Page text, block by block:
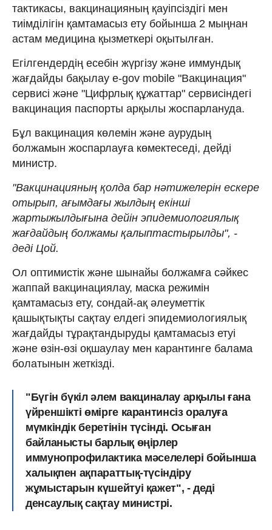
тактикасы, вакцинацияның қауіпсіздігі мен
тиімділігін қамтамасыз ету бойынша 2 мыңнан
астам медицина қызметкері оқытылған.
Егілгендердің есебін жүргізу және иммундық
жағдайды бақылау e-gov mobile "Вакцинация"
сервисі және "Цифрлық құжаттар" сервисіндегі
вакцинация паспорты арқылы жоспарлануда.
Бұл вакцинация көлемін және аурудың
болжамын жоспарлауға көмектеседі, дейді
министр.
"Вакцинацияның қолда бар нәтижелерін ескере
отырып, ағымдағы жылдың екінші
жартыжылдығына дейін эпидемиологиялық
жағдайдың болжамы қалыптастырылды", -
деді Цой.
Ол оптимистік және шынайы болжамға сәйкес
жаппай вакцинациялау, маска режимін
қамтамасыз ету, сондай-ақ әлеуметтік
қашықтықты сақтау елдегі эпидемиологиялық
жағдайды тұрақтандыруды қамтамасыз етуі
және өзін-өзі оқшаулау мен карантинге балама
болатынын жеткізді.
"Бүгін бүкіл әлем вакциналау арқылы ғана
үйреншікті өмірге карантинсіз оралуға
мүмкіндік беретінін түсінді. Осыған
байланысты барлық өңірлер
иммунопрофилактика мәселелері бойынша
халықпен ақпараттық-түсіндіру
жұмыстарын күшейтуі қажет", - деді
денсаулық сақтау министрі.